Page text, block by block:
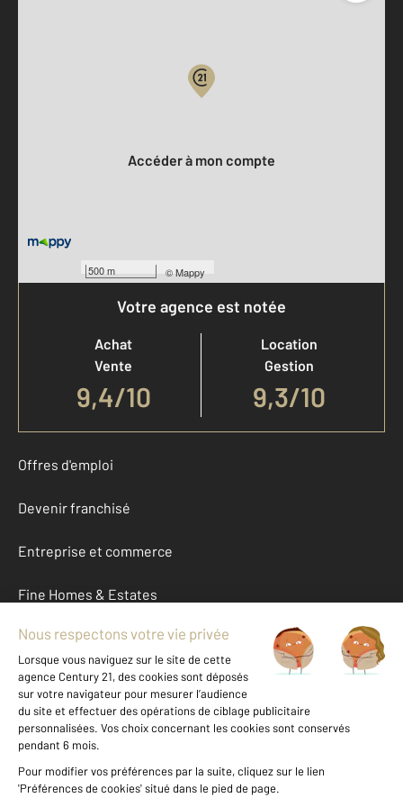
500 m ©Mappy
Accéder à mon compte
Votre agence est notée
Achat
Vente
9,4/10
Location
Gestion
9,3/10
Offres d'emploi
Devenir franchisé
Entreprise et commerce
Fine Homes & Estates
À propos
International
Nous contacter